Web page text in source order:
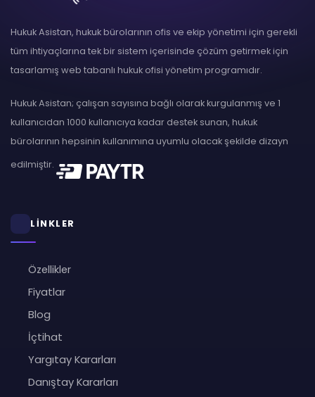
Hukuk Asistan, hukuk bürolarının ofis ve ekip yönetimi için gerekli
tüm ihtiyaçlarına tek bir sistem içerisinde çözüm getirmek için
tasarlamış web tabanlı hukuk ofisi yönetim programıdır.
Hukuk Asistan; çalışan sayısına bağlı olarak kurgulanmış ve 1
kullanıcıdan 1000 kullanıcıya kadar destek sunan, hukuk
bürolarının hepsinin kullanımına uyumlu olacak şekilde dizayn
edilmiştir.
LİNKLER
Özellikler
Fiyatlar
Blog
İçtihat
Yargıtay Kararları
Danıştay Kararları